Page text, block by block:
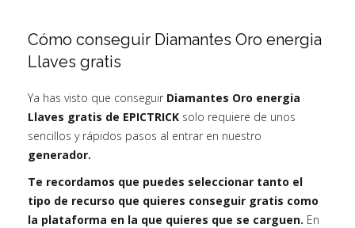
Cómo conseguir Diamantes Oro energia
Llaves gratis
Ya has visto que conseguir Diamantes Oro energia
Llaves gratis de EPICTRICK solo requiere de unos
sencillos y rápidos pasos al entrar en nuestro
generador.
Te recordamos que puedes seleccionar tanto el
tipo de recurso que quieres conseguir gratis como
la plataforma en la que quieres que se carguen. En